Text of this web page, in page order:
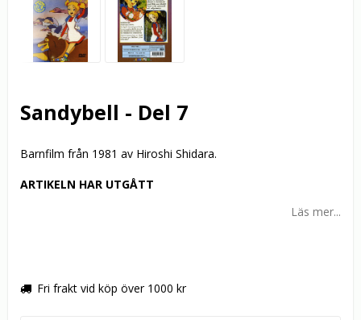
Sandybell - Del 7
Barnfilm från 1981 av Hiroshi Shidara.
ARTIKELN HAR UTGÅTT
Läs mer...
Fri frakt vid köp över 1000 kr